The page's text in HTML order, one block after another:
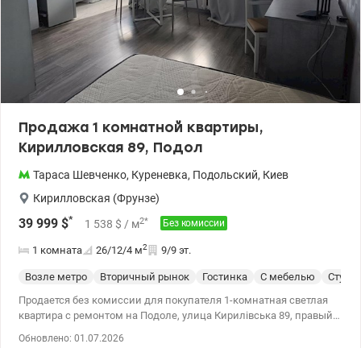
Продажа 1 комнатной квартиры,
Кирилловская 89, Подол
Тараса Шевченко, Куреневка, Подольский, Киев
Кирилловская (Фрунзе)
39 999 $* 1 538 $ / м2* Без комиссии
1 комната 26/12/4 м2 9/9 эт.
Возле метро Вторичный рынок Гостинка С мебелью
Продается без комиссии для покупателя 1-комнатная светлая
квартира с ремонтом на Подоле, улица Кирилівська 89, правый
Обновлено: 01.07.2026